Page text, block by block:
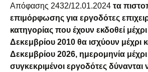
Απόφασης 2432/12.01.2024 τα
επιμόρφωσης για εργοδότες
κατηγορίας που έχουν εκδοθεί
Δεκεμβρίου 2010 θα ισχύουν μέχρι
Δεκεμβρίου 2026, ημερομηνία
συγκεκριμένοι εργοδότες δύνανται